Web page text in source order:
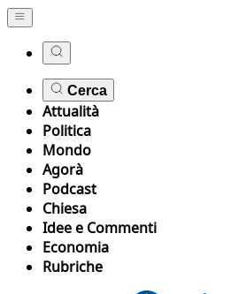
Cerca
Attualità
Politica
Mondo
Agorà
Podcast
Chiesa
Idee e Commenti
Economia
Rubriche